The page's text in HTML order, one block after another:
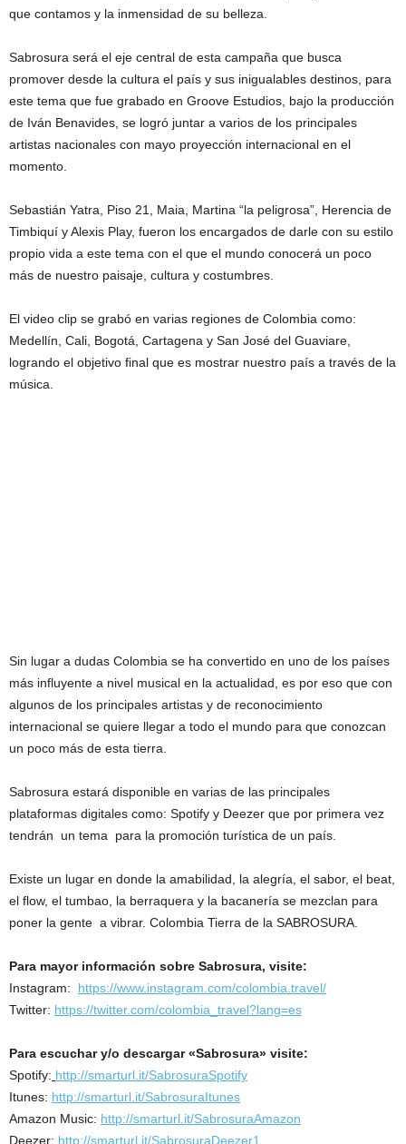
que contamos y la inmensidad de su belleza.
Sabrosura será el eje central de esta campaña que busca
promover desde la cultura el país y sus inigualables destinos, para
este tema que fue grabado en Groove Estudios, bajo la producción
de Iván Benavides, se logró juntar a varios de los principales
artistas nacionales con mayo proyección internacional en el
momento.
Sebastián Yatra, Piso 21, Maia, Martina “la peligrosa”, Herencia de
Timbiquí y Alexis Play, fueron los encargados de darle con su estilo
propio vida a este tema con el que el mundo conocerá un poco
más de nuestro paisaje, cultura y costumbres.
El video clip se grabó en varias regiones de Colombia como:
Medellín, Cali, Bogotá, Cartagena y San José del Guaviare,
logrando el objetivo final que es mostrar nuestro país a través de la
música.
Sin lugar a dudas Colombia se ha convertido en uno de los países
más influyente a nivel musical en la actualidad, es por eso que con
algunos de los principales artistas y de reconocimiento
internacional se quiere llegar a todo el mundo para que conozcan
un poco más de esta tierra.
Sabrosura estará disponible en varias de las principales
plataformas digitales como: Spotify y Deezer que por primera vez
tendrán un tema para la promoción turística de un país.
Existe un lugar en donde la amabilidad, la alegría, el sabor, el beat,
el flow, el tumbao, la berraquera y la bacanería se mezclan para
poner la gente a vibrar. Colombia Tierra de la SABROSURA.
Para mayor información sobre Sabrosura, visite:
Instagram: https://www.instagram.com/colombia.travel/
Twitter: https://twitter.com/colombia_travel?lang=es
Para escuchar y/o descargar «Sabrosura» visite:
Spotify: http://smarturl.it/SabrosuraSpotify
Itunes: http://smarturl.it/SabrosuraItunes
Amazon Music: http://smarturl.it/SabrosuraAmazon
Deezer: http://smarturl.it/SabrosuraDeezer1